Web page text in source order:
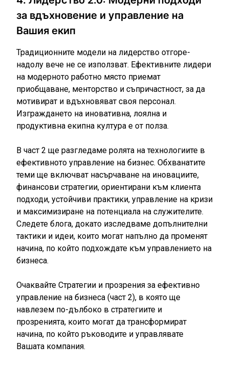
за вдъхновение и управление на
Вашия екип
Традиционните модели на лидерство отгоре-
надолу вече не се използват. Ефективните лидери
на модерното работно място приемат
приобщаване, менторство и съпричастност, за да
мотивират и вдъхновяват своя персонал.
Изграждането на иновативна, лоялна и
продуктивна екипна култура е от полза.
В част 2 ще разгледаме ролята на технологиите в
ефективното управление на бизнес. Обхванатите
теми ще включват насърчаване на иновациите,
финансови стратегии, ориентирани към клиента
подходи, устойчиви практики, управление на кризи
и максимизиране на потенциала на служителите.
Следете блога, докато изследваме допълнителни
тактики и идеи, които могат напълно да променят
начина, по който подхождате към управлението на
бизнеса.
Очаквайте Стратегии и прозрения за ефективно
управление на бизнеса (част 2), в която ще
навлезем по-дълбоко в стратегиите и
прозренията, които могат да трансформират
начина, по който ръководите и управлявате
Вашата компания.